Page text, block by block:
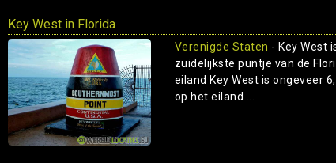
Key West in Florida
Verenigde Staten - Key West
zuidelijkste puntje van de
eiland Key West is ongeveer
op het eiland ...